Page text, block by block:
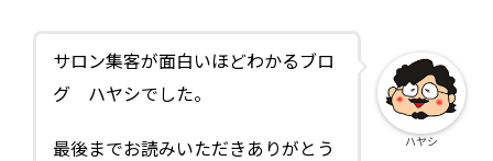
サロン集客が面白いほどわかるブロ
グ ハヤシでした。
最後までお読みいただきありがとう
ハヤシ